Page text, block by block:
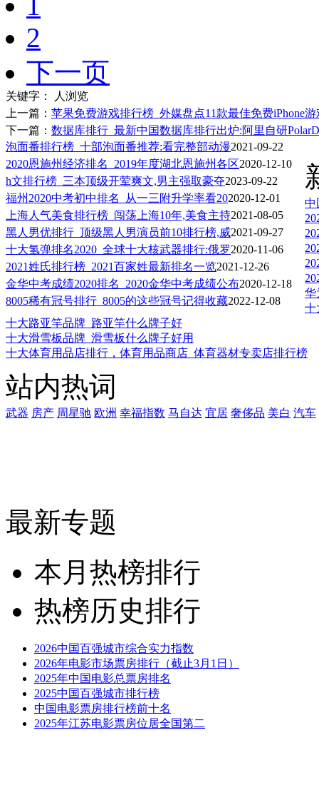
2
下一页
关键字：
人浏览
上一篇： 苹果免费游戏排行榜_外媒盘点11款最佳免费iPhone
下一篇： 数据库排行_最新中国数据库排行出炉:阿里自研
泡面番排行榜_十部泡面番推荐:看完整部动漫2021-09-22
2020恩施州经济排名_2019年度湖北恩施州各区2020-12-10
h文排行榜_三本顶级开荤爽文,男主强取豪夺2023-09-22
福州2020中考初中排名_从一三附升学率看202020-12-01
上海人气美食排行榜_闯荡上海10年,美食主持2021-08-05
黑人男优排行_顶级黑人男演员前10排行榜,威2021-09-27
十大氢弹排名2020_全球十大核武器排行:俄罗2020-11-06
2021姓氏排行榜_2021百家姓最新排名一览2021-12-26
金华中考成绩2020排名_2020金华中考成绩公布2020-12-18
8005稀有冠号排行_8005的这些冠号记得收藏2022-12-08
中
华
十
十大路亚竿品牌_路亚竿什么牌子好
十大滑雪板品牌_滑雪板什么牌子好用
十大体育用品店排行，体育用品商店_体育器材专卖店排行榜
站内热词
武器 房产 周星驰 欧洲 幸福指数 马自达 宜居 奢侈品 美白 汽车
最新专题
本月热榜排行
热榜历史排行
2026中国百强城市综合实力指数
2026年电影市场票房排行（截止3月1日）
2025年中国电影总票房排名
2025中国百强城市排行榜
中国电影票房排行榜前十名
2025年江苏电影票房位居全国第二